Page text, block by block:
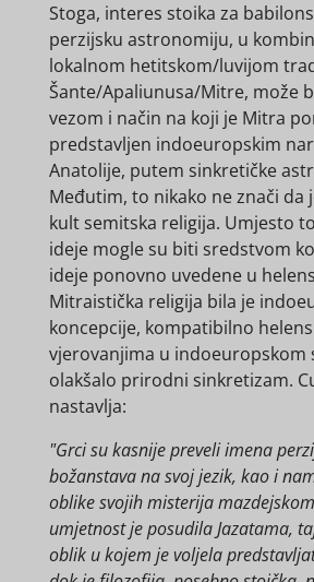
Stoga, interes stoika za
perzijsku astronomiju, u
lokalnom hetitskom/luvijom
Šante/Apaliunusa/Mitre, može
vezom i način na koji je Mitra
predstavljen indoeuropskim
Anatolije, putem sinkretičke
Međutim, to nikako ne znači da
kult semitska religija. Umjesto
ideje mogle su biti sredstvom
ideje ponovno uvedene u
Mitraistička religija bila je
koncepcije, kompatibilno
vjerovanjima u indoeuropskom
olakšalo prirodni sinkretizam.
nastavlja:
"Grci su kasnije preveli imena
božanstava na svoj jezik, kao i
oblike svojih misterija
umjetnost je posudila Jazatama,
oblik u kojem je voljela